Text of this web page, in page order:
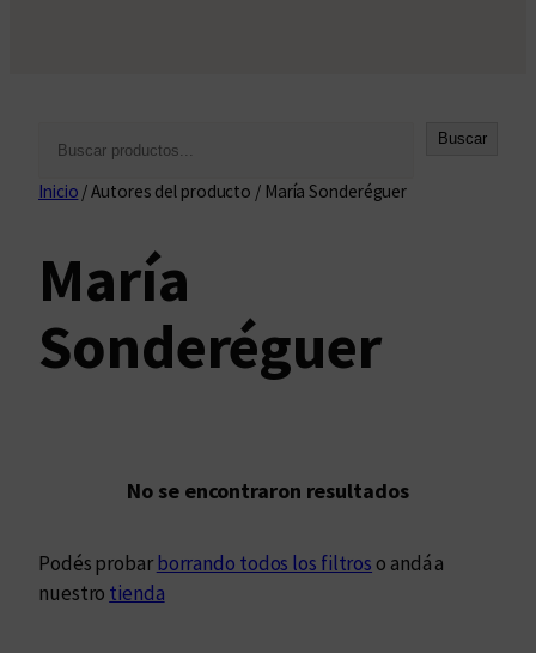
s
a
Buscar
Inicio / Autores del producto / María Sonderéguer
María
Sonderéguer
No se encontraron resultados
Podés probarborrando todos los filtros o andá a
nuestro tienda